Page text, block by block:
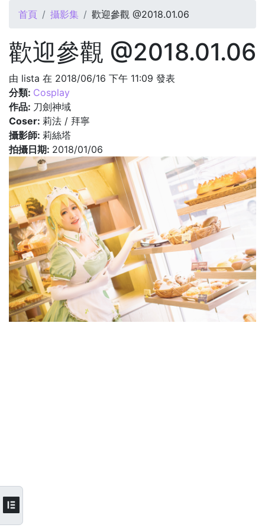
您在這裡
首頁 攝影集 歡迎參觀 @2018.01.06
歡迎參觀 @2018.01.06
由 lista 在 2018/06/16 下午 11:09 發表
分類: Cosplay
作品: 刀劍神域
Coser: 莉法 / 拜寧
攝影師: 莉絲塔
拍攝日期: 2018/01/06